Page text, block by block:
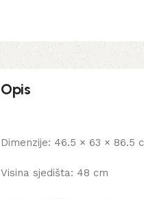
Opis
Dimenzije: 46.5 × 63 × 86.5
Visina sjedišta: 48 cm